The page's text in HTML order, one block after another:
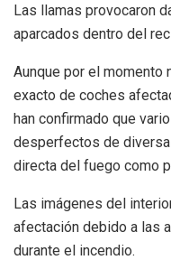
Las llamas provocaron
aparcados dentro del
Aunque por el momento
exacto de coches
han confirmado que
desperfectos de
directa del fuego como
Las imágenes del
afectación debido a las
durante el incendio.